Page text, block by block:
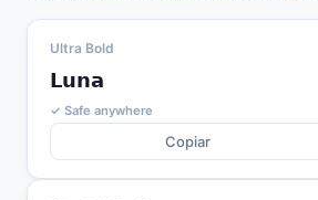
Ultra Bold
𝗟𝘂𝗻𝗮
✓ Safe anywhere
Copiar